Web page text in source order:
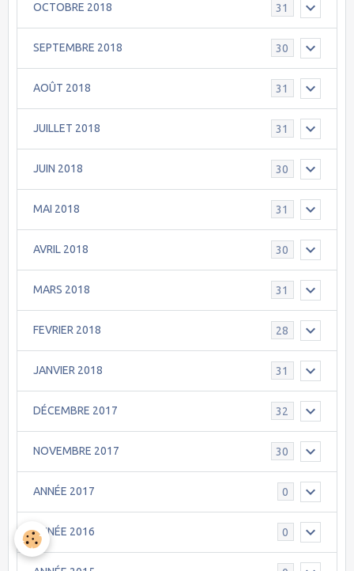
OCTOBRE 2018 31
SEPTEMBRE 2018 30
AOÛT 2018 31
JUILLET 2018 31
JUIN 2018 30
MAI 2018 31
AVRIL 2018 30
MARS 2018 31
FEVRIER 2018 28
JANVIER 2018 31
DÉCEMBRE 2017 32
NOVEMBRE 2017 30
ANNÉE 2017 0
ANNÉE 2016 0